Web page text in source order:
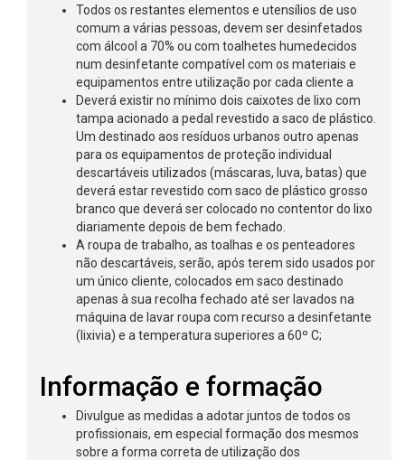
Todos os restantes elementos e utensílios de uso
comum a várias pessoas, devem ser desinfetados
com álcool a 70% ou com toalhetes humedecidos
num desinfetante compatível com os materiais e
equipamentos entre utilização por cada cliente a
Deverá existir no mínimo dois caixotes de lixo com
tampa acionado a pedal revestido a saco de plástico.
Um destinado aos resíduos urbanos outro apenas
para os equipamentos de proteção individual
descartáveis utilizados (máscaras, luva, batas) que
deverá estar revestido com saco de plástico grosso
branco que deverá ser colocado no contentor do lixo
diariamente depois de bem fechado.
A roupa de trabalho, as toalhas e os penteadores
não descartáveis, serão, após terem sido usados por
um único cliente, colocados em saco destinado
apenas à sua recolha fechado até ser lavados na
máquina de lavar roupa com recurso a desinfetante
(lixivia) e a temperatura superiores a 60º C;
Informação e formação
Divulgue as medidas a adotar juntos de todos os
profissionais, em especial formação dos mesmos
sobre a forma correta de utilização dos